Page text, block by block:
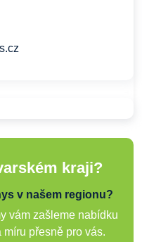
kraji?
v našem regionu?
vám zašleme nabídku
přesně pro vás.